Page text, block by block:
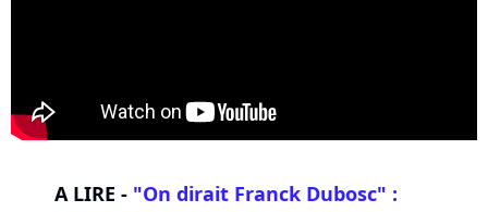
A LIRE - "On dirait Franck Dubosc" :